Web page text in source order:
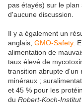
pas étayés) sur le
d'aucune discussion.
Il y a également un
anglais, GMO-Safety.
alimentation de
taux élevé de
transition abrupte d'un
minéraux ;
et 45 % pour les
du Robert-Koch-Institut